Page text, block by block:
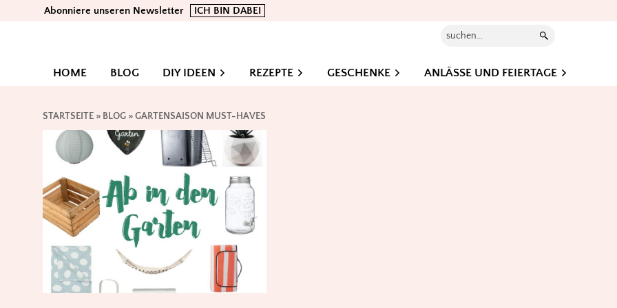
Abonniere unseren Newsletter ICH BIN DABEI
Suchen...
HOME BLOG DIY IDEEN REZEPTE GESCHENKE ANLÄSSE UND FEIERTAGE
STARTSEITE » BLOG »GARTENSAISON MUST-HAVES